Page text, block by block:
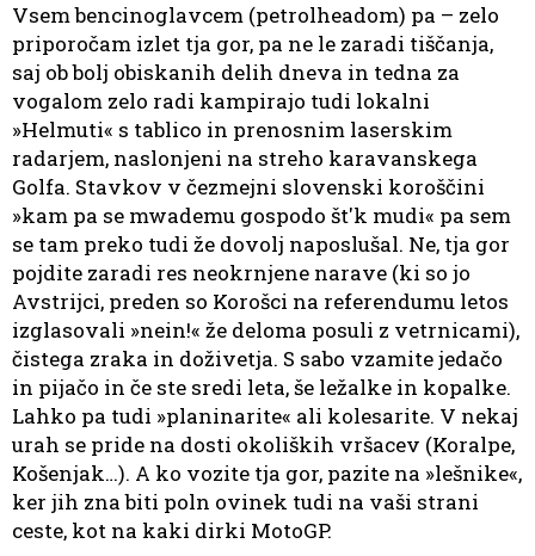
Vsem bencinoglavcem (petrolheadom) pa – zelo
priporočam izlet tja gor, pa ne le zaradi tiščanja,
saj ob bolj obiskanih delih dneva in tedna za
vogalom zelo radi kampirajo tudi lokalni
»Helmuti« s tablico in prenosnim laserskim
radarjem, naslonjeni na streho karavanskega
Golfa. Stavkov v čezmejni slovenski koroščini
»kam pa se mwademu gospodo št'k mudi« pa sem
se tam preko tudi že dovolj naposlušal. Ne, tja gor
pojdite zaradi res neokrnjene narave (ki so jo
Avstrijci, preden so Korošci na referendumu letos
izglasovali »nein!« že deloma posuli z vetrnicami),
čistega zraka in doživetja. S sabo vzamite jedačo
in pijačo in če ste sredi leta, še ležalke in kopalke.
Lahko pa tudi »planinarite« ali kolesarite. V nekaj
urah se pride na dosti okoliških vršacev (Koralpe,
Košenjak…). A ko vozite tja gor, pazite na »lešnike«,
ker jih zna biti poln ovinek tudi na vaši strani
ceste, kot na kaki dirki MotoGP.